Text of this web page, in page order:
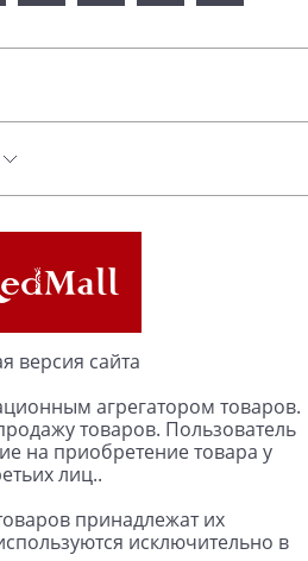
версия сайта
агрегатором товаров.
товаров. Пользователь
на приобретение товара у
лиц..
принадлежат их
исключительно в